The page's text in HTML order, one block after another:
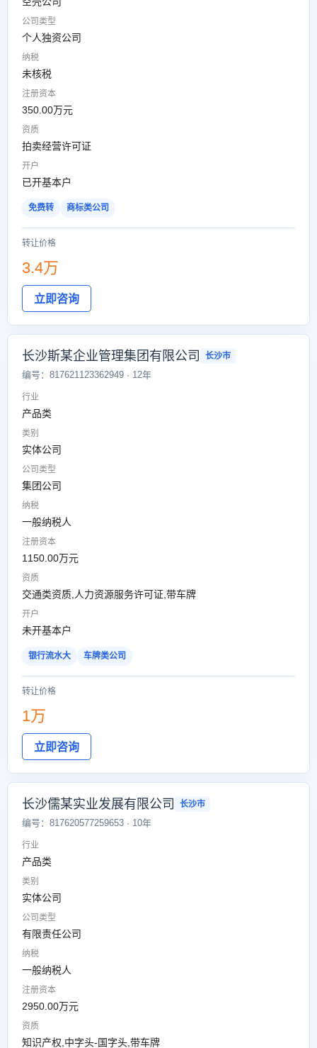
公司类型
个人独资公司
纳税
未核税
注册资本
350.00万元
资质
拍卖经营许可证
开户
已开基本户
免费转 商标类公司
转让价格
3.4万
立即咨询
长沙斯某企业管理集团有限公司 长沙市
编号：817621123362949 · 12年
行业
产品类
类别
实体公司
公司类型
集团公司
纳税
一般纳税人
注册资本
1150.00万元
资质
交通类资质,人力资源服务许可证,带车牌
开户
未开基本户
银行流水大 车牌类公司
转让价格
1万
立即咨询
长沙儒某实业发展有限公司 长沙市
编号：817620577259653 · 10年
行业
产品类
类别
实体公司
公司类型
有限责任公司
纳税
一般纳税人
注册资本
2950.00万元
资质
知识产权,中字头-国字头,带车牌